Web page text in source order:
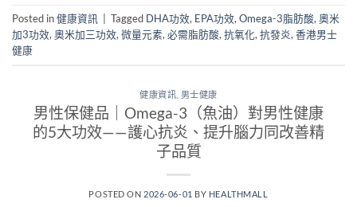
Posted in健康資訊 Tagged DHA功效, EPA功效,Omega-3脂肪酸,奧米
加3功效,奧米加三功效,微量元素,必需脂肪酸,抗氧化,抗發炎,香港男士
健康
健康資訊 男士健康
男性保健品｜Omega-3（魚油）對男性健康
的5大功效——護心抗炎、提升腦力同改善精
子品質
POSTED ON 2026-06-01 BY HEALTHMALL